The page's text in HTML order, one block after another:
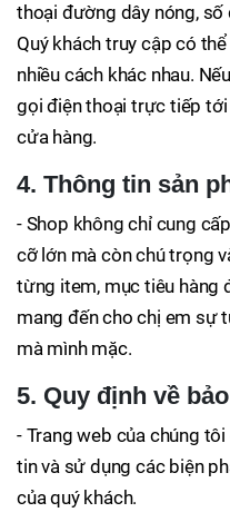
thoại đường dây nóng, số
Quý khách truy cập có
nhiều cách khác nhau.
gọi điện thoại trực tiếp
cửa hàng.
4. Thông tin sản
- Shop không chỉ cung
cỡ lớn mà còn chú trọng
từng item, mục tiêu hàng
mang đến cho chị em sự
mà mình mặc.
5. Quy định về
- Trang web của chúng
tin và sử dụng các biện
của quý khách.